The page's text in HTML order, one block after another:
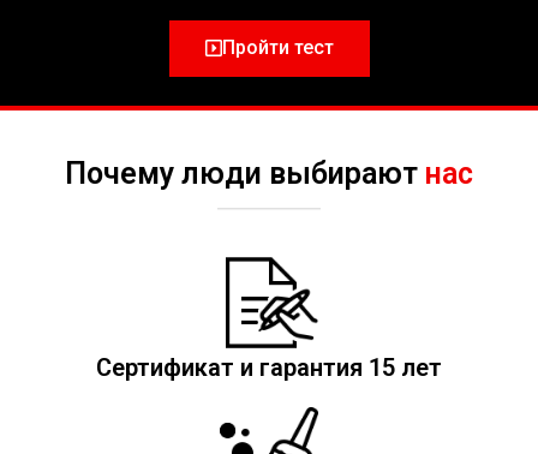
Пройти тест
Почему люди выбирают нас
Сертификат и гарантия 15 лет